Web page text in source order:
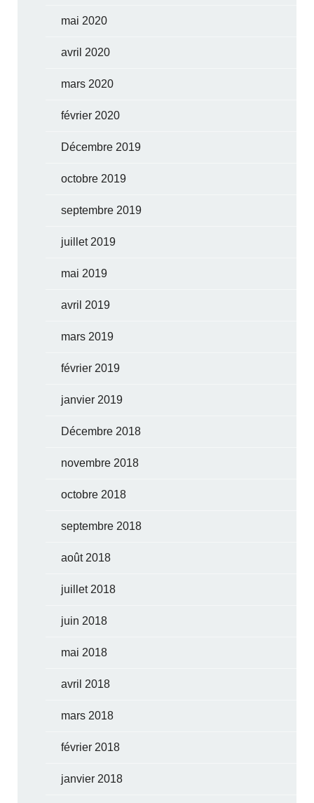
mai 2020
avril 2020
mars 2020
février 2020
Décembre 2019
octobre 2019
septembre 2019
juillet 2019
mai 2019
avril 2019
mars 2019
février 2019
janvier 2019
Décembre 2018
novembre 2018
octobre 2018
septembre 2018
août 2018
juillet 2018
juin 2018
mai 2018
avril 2018
mars 2018
février 2018
janvier 2018